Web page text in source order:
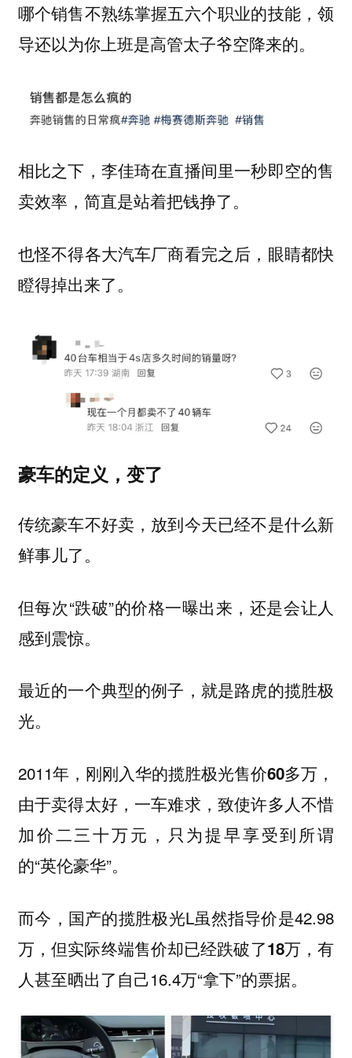
哪个销售不熟练掌握五六个职业的技能，领
导还以为你上班是高管太子爷空降来的。
相比之下，李佳琦在直播间里一秒即空的售
卖效率，简直是站着把钱挣了。
也怪不得各大汽车厂商看完之后，眼睛都快
瞪得掉出来了。
豪车的定义，变了
传统豪车不好卖，放到今天已经不是什么新
鲜事儿了。
但每次“跌破”的价格一曝出来，还是会让人
感到震惊。
最近的一个典型的例子，就是路虎的揽胜极
光。
2011年，刚刚入华的揽胜极光售价60多万 ，
由于卖得太好，一车难求，致使许多人不惜
加价二三十万元 ，只为提早享受到所谓
的“英伦豪华”。
而今，国产的揽胜极光L虽然指导价是42.98
万，但实际终端售价却已经跌破了18万，有
人甚至晒出了自己16.4万“拿下”的票据。